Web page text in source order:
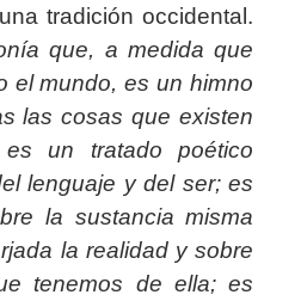
tradición occidental.
que, a medida que
el mundo, es un himno
las cosas que existen
un tratado poético
lenguaje y del ser; es
la sustancia misma
la realidad y sobre
tenemos de ella; es